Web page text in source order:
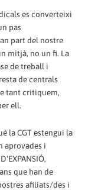
es converteixi
pas
part del nostre
mitjà, no un fi. La
de treball i
de centrals
tant critiquem,
ell.
la CGT estengui la
aprovades i
que han de
afiliats/des i